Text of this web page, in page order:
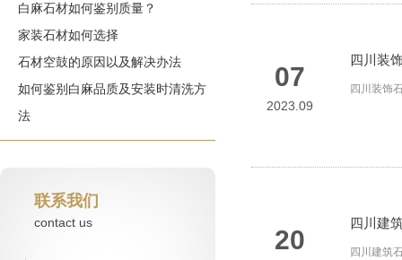
白麻石材如何鉴别质量？
家装石材如何选择
石材空鼓的原因以及解决办法
如何鉴别白麻品质及安装时清洗方
法
联系我们
contact us
07
2023.09
四川装
四川装饰
20
四川建
四川建筑